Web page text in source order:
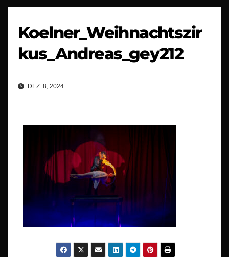
Koelner_Weihnachtszir
kus_Andreas_gey212
DEZ. 8, 2024